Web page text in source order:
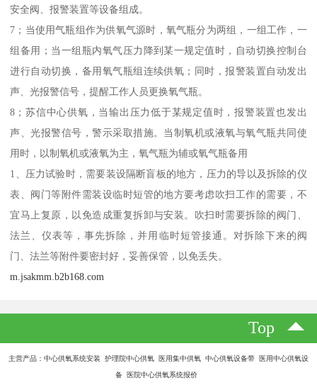
安全阀、报警装置等设备组成。
7；当使用气瓶组作为供氧气源时，氧气瓶分为两组，一组工作，一
组备用；当一组瓶内氧气压力降到某一规定值时，自动切换控制台
进行自动切换，备用氧气瓶组连续供氧；同时，报警装置自动发出
声、光报警信号，提醒工作人员更换氧气瓶。
8；苏信中心供氧，当输出压力低于某规定值时，报警装置也发出
声、光报警信号，警示采取措施。当制氧机或液氧与氧气瓶共同使
用时，以制氧机或液氧为主，氧气瓶为辅或氧气瓶备用
1、压力试验时，需要装设隔断盲板的地方，压力的导以及拆除的仪
表、阀门等附件需装设临时短管的地方要考虑吹扫工作的需要，不
宜马上复原，以免造成重复拆卸与安装。吹扫时需要拆除的阀门、
法兰、仪表等，事先拆除，并用临时短管接通。对拆除下来的阀
门、法兰等附件要密封好，妥善保管，以免丢失。
m.jsakmm.b2b168.com
Top
主营产品：中心供氧系统安装 护理院中心供氧 医用集中供氧 中心供氧设备带 医用中心供氧设
备 医院中心供氧系统报价